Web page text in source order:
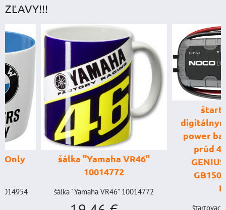
ZĽAVY!!!
šálka "Yamaha VR46"
10014772
šálka "Yamaha VR46" 10014772
štartovací
digitálnym
power banka,
prúd 4000 A,
GENIUS BOOST
GB150 (NOCO
štartovací box s